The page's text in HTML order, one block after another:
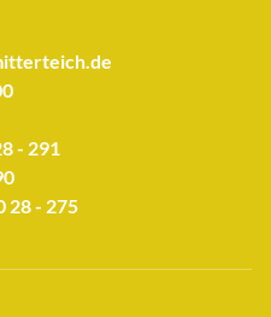
- 291
28 - 275